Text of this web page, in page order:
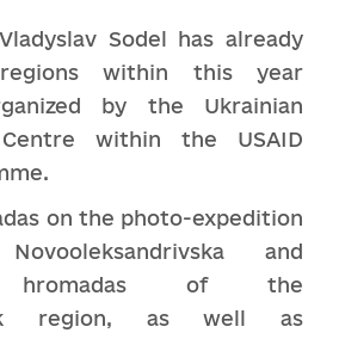
Sodel has already
within this year
by the Ukrainian
within the USAID
on the photo-expedition
and
hromadas of the
region, as well as